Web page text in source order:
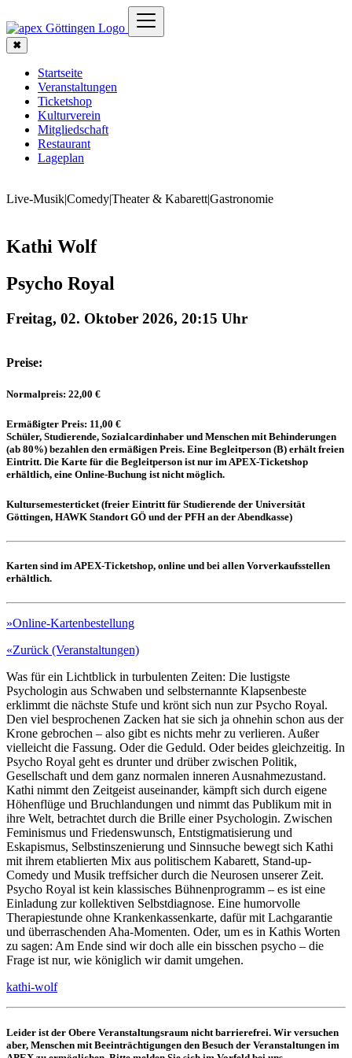
✖
Startseite
Veranstaltungen
Ticketshop
Kulturverein
Mitgliedschaft
Restaurant
Lageplan
Live-Musik|Comedy|Theater & Kabarett|Gastronomie
Kathi Wolf
Psycho Royal
Freitag, 02. Oktober 2026, 20:15 Uhr
Preise:
Normalpreis: 22,00 €
Ermäßigter Preis: 11,00 €
Schüler, Studierende, Sozialcardinhaber und Menschen mit Behinderungen
(ab 80%) bezahlen den ermäßigen Preis. Eine Begleitperson (B) erhält freien
Eintritt. Die Karte für die Begleitperson ist nur im APEX-Ticketshop
erhältlich, eine Online-Buchung ist nicht möglich.
Kultursemesterticket (freier Eintritt für Studierende der Universität
Göttingen, HAWK Standort GÖ und der PFH an der Abendkasse)
Karten sind im APEX-Ticketshop, online und bei allen Vorverkaufsstellen
erhältlich.
»Online-Kartenbestellung
«Zurück (Veranstaltungen)
Was für ein Lichtblick in turbulenten Zeiten: Die lustigste
Psychologin aus Schwaben und selbsternannte Klapsenbeste
erklimmt die nächste Stufe und krönt sich nun zur Psycho Royal.
Den viel besprochenen Zacken hat sie sich ja ohnehin schon aus der
Krone gebrochen – also gibt es nichts mehr zu verlieren. Außer
vielleicht die Fassung. Oder die Geduld. Oder beides gleichzeitig. In
Psycho Royal geht es drunter und drüber zwischen Politik,
Gesellschaft und dem ganz normalen inneren Ausnahmezustand.
Kathi nimmt den Zeitgeist auseinander, kämpft sich durch eigene
Höhenflüge und Bruchlandungen und nimmt das Publikum mit in
ihre Welt, betrachtet durch die Brille einer Psychologin. Zwischen
Feminismus und Friedenswunsch, Entstigmatisierung und
Eskapismus, Selbstinszenierung und Sinnsuche bewegt sich Kathi
mit ihrem etablierten Mix aus politischem Kabarett, Stand-up-
Comedy und Musik treffsicher durch die Neurosen unserer Zeit.
Psycho Royal ist kein klassisches Bühnenprogramm – es ist eine
Einladung zur kollektiven Selbstdiagnose. Eine humorvolle
Therapiestunde ohne Krankenkassenkarte, dafür mit Lachgarantie
und überraschenden Aha-Momenten. Oder, um es in Kathis Worten
zu sagen: Am Ende sind wir doch alle ein bisschen psycho – die
Frage ist nur, wie königlich wir damit umgehen.
kathi-wolf
Leider ist der Obere Veranstaltungsraum nicht barrierefrei. Wir versuchen
aber, Menschen mit Beeinträchtigungen den Besuch der Veranstaltungen im